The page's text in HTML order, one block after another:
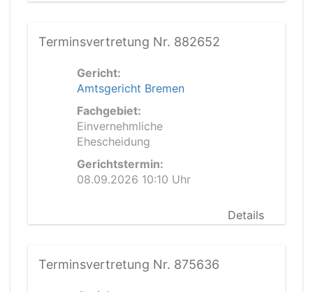
Terminsvertretung Nr. 882652
Gericht:
Amtsgericht Bremen
Fachgebiet:
Einvernehmliche
Ehescheidung
Gerichtstermin:
08.09.2026 10:10 Uhr
Details
Terminsvertretung Nr. 875636